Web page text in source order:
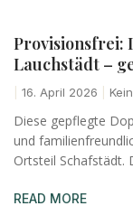
Provisionsfrei:
Lauchstädt –
16. April 2026
Diese gepflegte
und
Ortsteil Schafstädt.
READ MORE